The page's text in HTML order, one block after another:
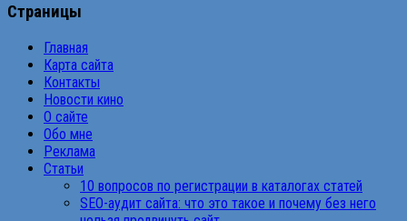
Страницы
Главная
Карта сайта
Контакты
Новости кино
О сайте
Обо мне
Реклама
Статьи
10 вопросов по регистрации в каталогах статей
SEO-аудит сайта: что это такое и почему без него